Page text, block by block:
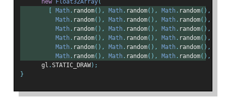
new
Float32Array(
Math . random(), Math . random(), Math . random(),
Math . random(), Math . random(), Math . random(),
Math . random(), Math . random(), Math . random(),
Math . random(), Math . random(), Math . random(),
Math . random(), Math . random(), Math . random(),
Math . random(), Math . random(), Math . random(),
      gl
.STATIC_DRAW);
}